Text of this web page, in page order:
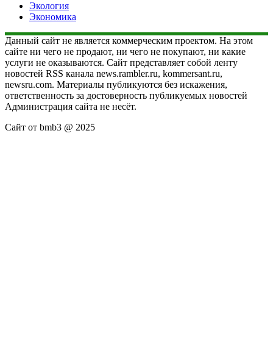
Экология
Экономика
Данный сайт не является коммерческим проектом. На этом
сайте ни чего не продают, ни чего не покупают, ни какие
услуги не оказываются. Сайт представляет собой ленту
новостей RSS канала news.rambler.ru, kommersant.ru,
newsru.com. Материалы публикуются без искажения,
ответственность за достоверность публикуемых новостей
Администрация сайта не несёт.
Сайт от bmb3 @ 2025